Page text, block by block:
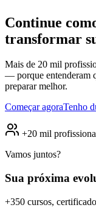
Continue
transformar
Mais de 20 mil
— porque entenderam
preparar melhor.
Começar agoraTenho
+20 mil
Vamos juntos?
Sua próxima
+350 cursos,